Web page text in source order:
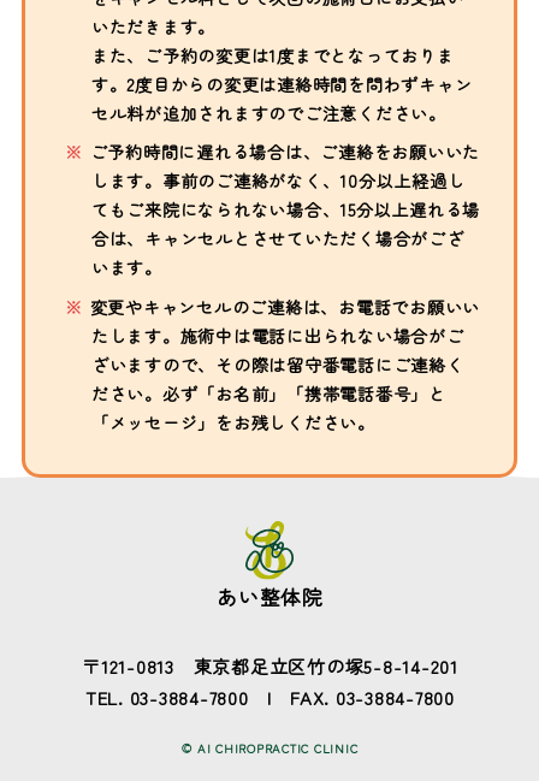
いただきます。
また、ご予約の変更は1度までとなっておりま
す。2度目からの変更は連絡時間を問わずキャン
セル料が追加されますのでご注意ください。
ご予約時間に遅れる場合は、ご連絡をお願いいた
します。事前のご連絡がなく、10分以上経過し
てもご来院になられない場合、15分以上遅れる場
合は、キャンセルとさせていただく場合がござ
います。
変更やキャンセルのご連絡は、お電話でお願いい
たします。施術中は電話に出られない場合がご
ざいますので、その際は留守番電話にご連絡く
ださい。必ず「お名前」「携帯電話番号」と
「メッセージ」をお残しください。
あい整体院
〒121-0813 東京都足立区竹の塚5-8-14-201
TEL. 03-3884-7800 FAX. 03-3884-7800
© AI CHIROPRACTIC CLINIC